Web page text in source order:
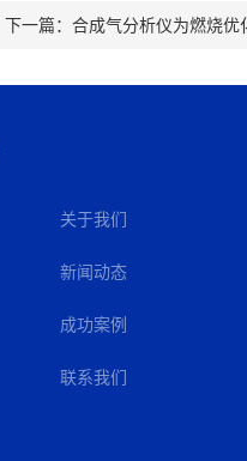
下一篇： 合成气分析仪为燃烧优
关于我们
新闻动态
成功案例
联系我们